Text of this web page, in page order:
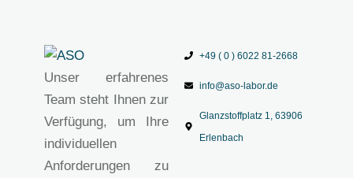
Unser erfahrenes
Team steht Ihnen zur
Verfügung, um Ihre
individuellen
Anforderungen zu
+49 ( 0 ) 6022 81-2668
info@aso-labor.de
Glanzstoffplatz 1, 63906
Erlenbach